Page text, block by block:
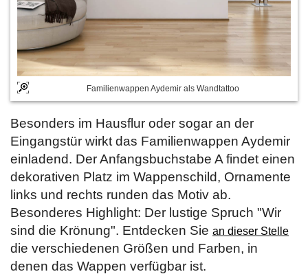
Familienwappen Aydemir als Wandtattoo
Besonders im Hausflur oder sogar an der
Eingangstür wirkt das Familienwappen Aydemir
einladend. Der Anfangsbuchstabe A findet einen
dekorativen Platz im Wappenschild, Ornamente
links und rechts runden das Motiv ab.
Besonderes Highlight: Der lustige Spruch "Wir
sind die Krönung". Entdecken Sie an dieser Stelle
die verschiedenen Größen und Farben, in
denen das Wappen verfügbar ist.